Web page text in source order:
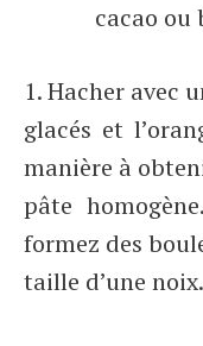
cacao ou
1. Hacher avec
glacés et
manière à
pâte
formez des
taille d’une noix.